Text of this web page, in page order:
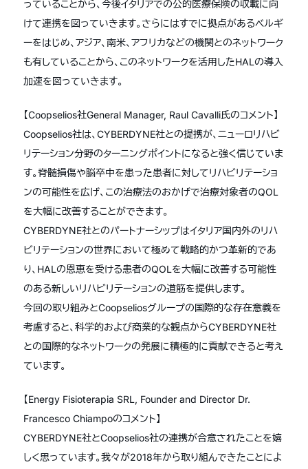
っていることから、今後イタリアでの公的医療保険の収載に向
けて連携を図っていきます。さらにはすでに拠点があるベルギ
ーをはじめ、アジア、南米、アフリカなどの機関とのネットワーク
も有していることから、このネットワークを活用したHALの導入
加速を図っていきます。
【Coopselios社General Manager, Raul Cavalli氏のコメント】
Coopselios社は、CYBERDYNE社との提携が、ニューロリハビ
リテーション分野のターニングポイントになると強く信じていま
す。脊髄損傷や脳卒中を患った患者に対してリハビリテーショ
ンの可能性を広げ、この治療法のおかげで治療対象者のQOL
を大幅に改善することができます。
CYBERDYNE社とのパートナーシップはイタリア国内外のリハ
ビリテーションの世界において極めて戦略的かつ革新的であ
り、HALの恩恵を受ける患者のQOLを大幅に改善する可能性
のある新しいリハビリテーションの道筋を提供します。
今回の取り組みとCoopseliosグループの国際的な存在意義を
考慮すると、科学的および商業的な観点からCYBERDYNE社
との国際的なネットワークの発展に積極的に貢献できると考え
ています。
【Energy Fisioterapia SRL, Founder and Director Dr.
Francesco Chiampoのコメント】
CYBERDYNE社とCoopselios社の連携が合意されたことを嬉
しく思っています。我々が2018年から取り組んできたことによ